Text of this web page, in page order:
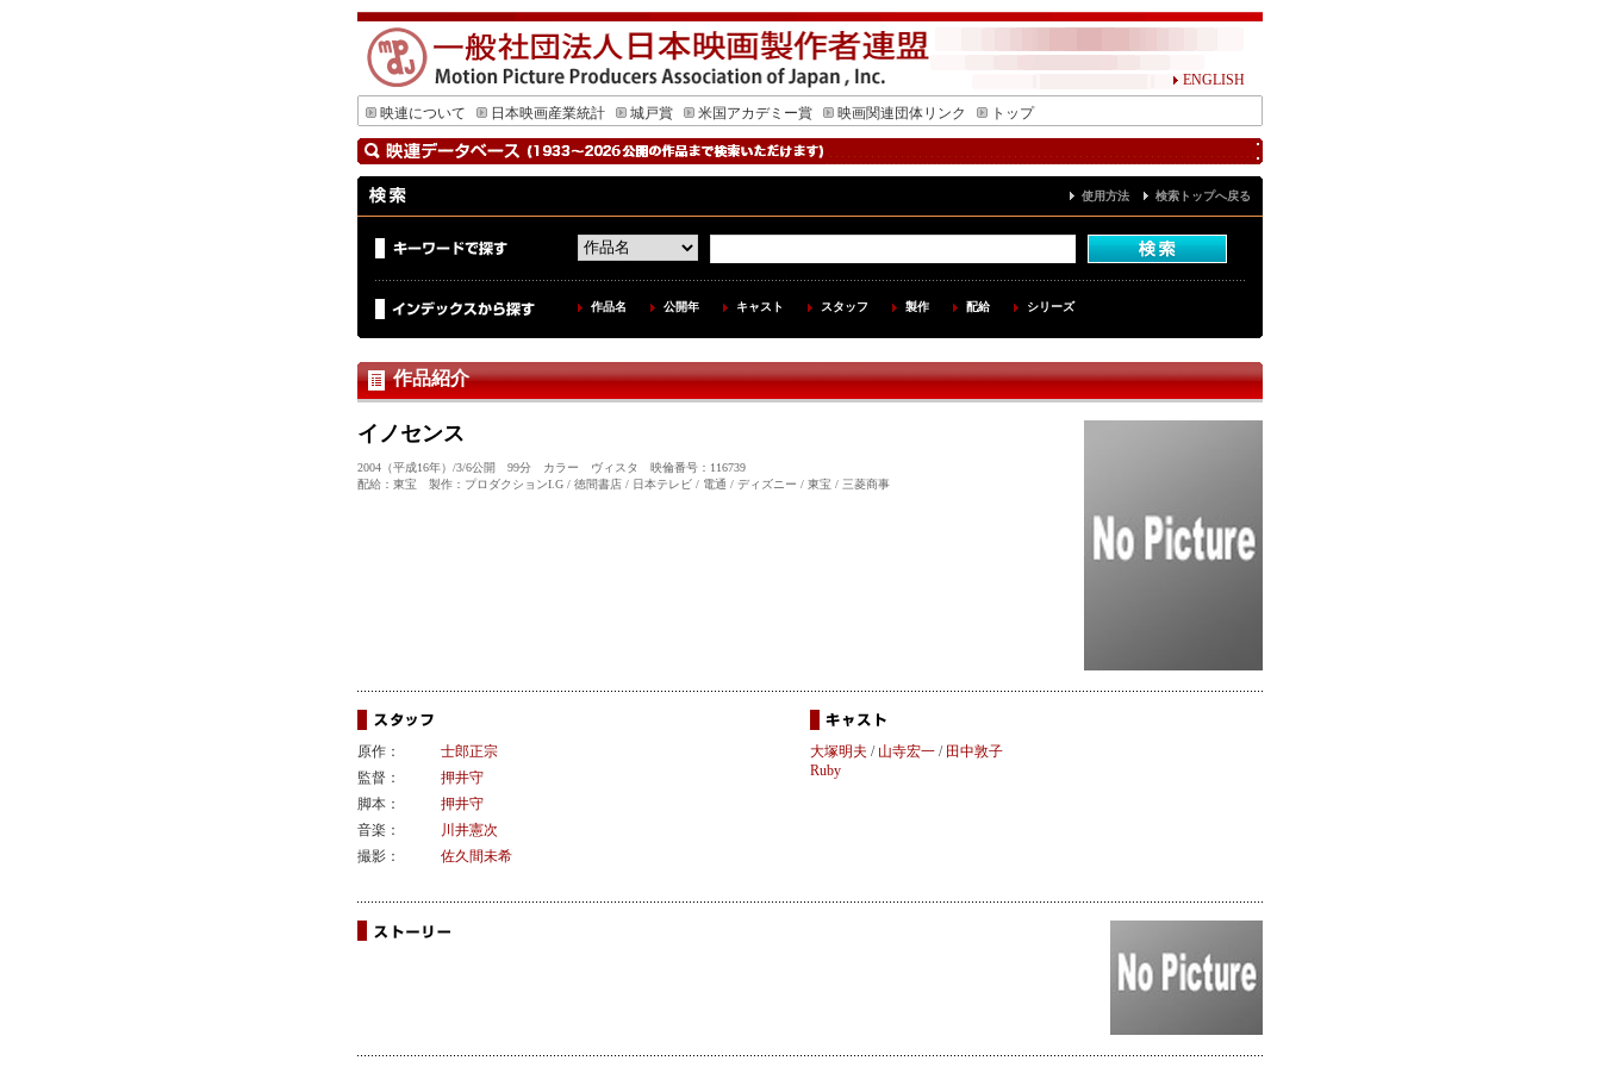
ENGLISH
映連について
日本映画産業統計 城戸賞 米国アカデミー賞 映画関連団体リンク トップ
使用方法 検索トップへ戻る
作品名 公開年 キャスト スタッフ 製作 配給 シリーズ
作品紹介
イノセンス
2004（平成16年）/3/6公開 99分 カラー ヴィスタ 映倫番号：116739
配給：東宝 製作：プロダクションI.G / 徳間書店 / 日本テレビ / 電通 / ディズニー / 東宝 / 三菱商事
原作：
士郎正宗
監督：
押井守
脚本：
押井守
音楽：
川井憲次
撮影：
佐久間未希
大塚明夫 / 山寺宏一/ 田中敦子
Ruby